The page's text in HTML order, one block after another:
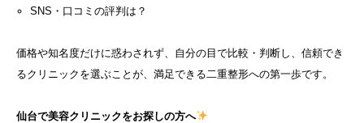
SNS・口コミの評判は？
価格や知名度だけに惑わされず、自分の目で比較・判断し、信頼でき
るクリニックを選ぶことが、満足できる二重整形への第一歩です。
仙台で美容クリニックをお探しの方へ